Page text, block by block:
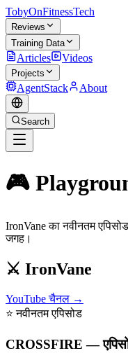
TobyOnFitnessTech
Reviews
Training Data
Articles Videos
Projects
AgentStack About
Search
🎮
IronVane का नवीनतम
जगह।
⚔️ IronVane
YouTube चैनल →
⭐ नवीनतम एपिसोड
CROSSFIRE —